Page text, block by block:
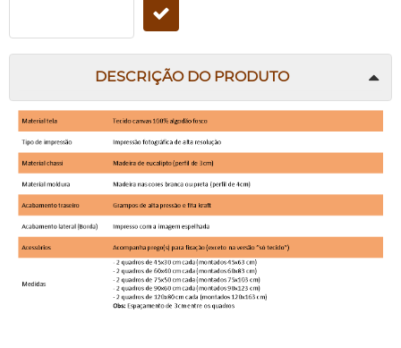
DESCRIÇÃO DO PRODUTO